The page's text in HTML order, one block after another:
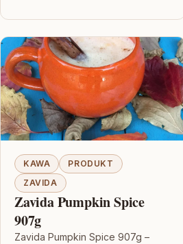
KAWA
PRODUKT
ZAVIDA
Zavida Pumpkin Spice
907g
Zavida Pumpkin Spice 907g –